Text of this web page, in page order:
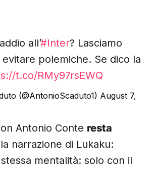
all’#Inter? Lasciamo
polemiche. Se dico la
t.co/RMy97rsEWQ
(@AntonioScaduto1) August 7,
Antonio Conte resta
narrazione di Lukaku:
mentalità: solo con il